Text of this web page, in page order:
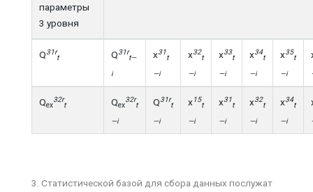
параметры
3 уровня
Q31r
t Q31r
t—
i
х31
t
—i
х32
t
—i
х33
t
—i
х34
t
—i
х35
t
—i
Qex
32r
t Qex
32r
t
—i
Q31r
t
—i
х15
t
—i
х31
t
—i
х32
t
—i
х34
t
—i
3. Статистической базой для сбора данных послужат